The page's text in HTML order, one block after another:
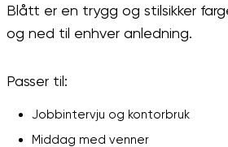
Blått er en trygg og stilsikker
og ned til enhver anledning.
Passer til:
Jobbintervju og kontorbruk
Middag med venner